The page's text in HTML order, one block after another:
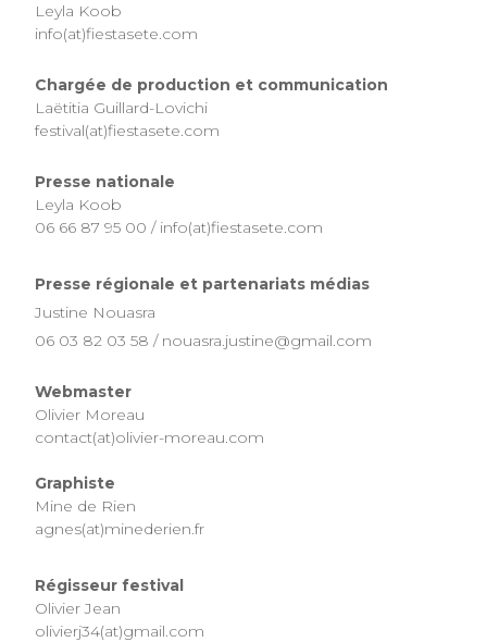
Leyla Koob
info(at)fiestasete.com
Chargée de production et communication
Laëtitia Guillard-Lovichi
festival(at)fiestasete.com
Presse nationale
Leyla Koob
06 66 87 95 00 / info(at)fiestasete.com
Presse régionale et partenariats médias
Justine Nouasra
06 03 82 03 58 / nouasra.justine@gmail.com
Webmaster
Olivier Moreau
contact(at)olivier-moreau.com
Graphiste
Mine de Rien
agnes(at)minederien.fr
Régisseur festival
Olivier Jean
olivierj34(at)gmail.com